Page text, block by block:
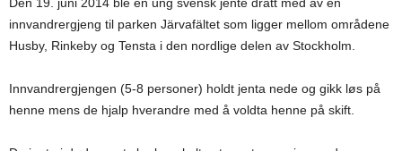
Den 19. juni 2014 ble en ung svensk jente dratt med av en
innvandrergjeng til parken Järvafältet som ligger mellom områdene
Husby, Rinkeby og Tensta i den nordlige delen av Stockholm.
Innvandrergjengen (5-8 personer) holdt jenta nede og gikk løs på
henne mens de hjalp hverandre med å voldta henne på skift.